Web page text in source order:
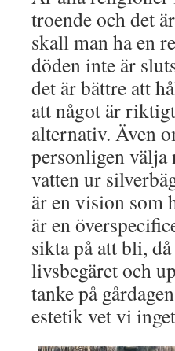
troende och det
skall man ha en
döden inte är
det är bättre att
att något är
alternativ. Även
personligen
vatten ur
är en vision som
är en
sikta på att bli,
livsbegäret och
tanke på
estetik vet vi